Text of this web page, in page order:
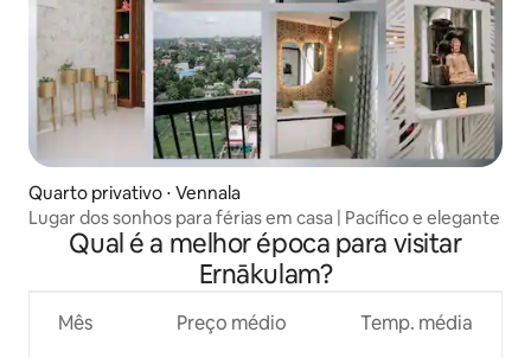
Quarto privativo ⋅ Vennala
Lugar dos sonhos para férias em casa | Pacífico e elegante
Qual é a melhor época para visitar
Ernākulam?
Mês Preço médio Temp. média